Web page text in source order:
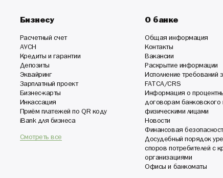
Бизнесу
Расчетный счет
АУСН
Кредиты и гарантии
Депозиты
Эквайринг
Зарплатный проект
Бизнес-карты
Инкассация
Приём платежей по QR коду
iBank для бизнеса
Смотреть все
О банке
Общая информация
Контакты
Вакансии
Раскрытие информации
Исполнение требований
FATCA/CRS
Информация о
договорам банковского
физическими лицами
Новости
Финансовая
Досудебный порядок
споров потребителей с
организациями
Офисы и банкоматы